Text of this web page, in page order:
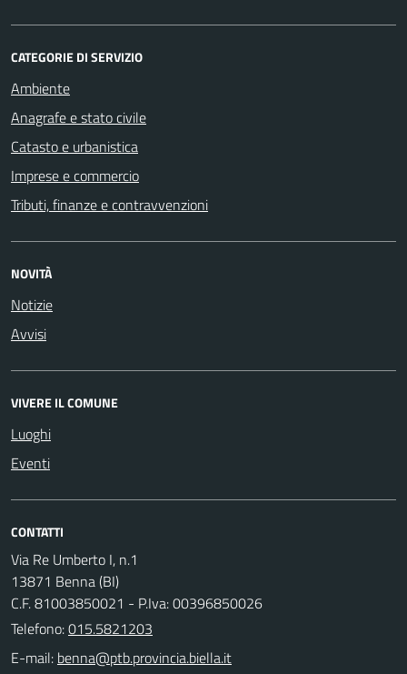
CATEGORIE DI SERVIZIO
Ambiente
Anagrafe e stato civile
Catasto e urbanistica
Imprese e commercio
Tributi, finanze e contravvenzioni
NOVITÀ
Notizie
Avvisi
VIVERE IL COMUNE
Luoghi
Eventi
CONTATTI
Via Re Umberto I, n.1
13871 Benna (BI)
C.F. 81003850021 - P.Iva: 00396850026
Telefono:015.5821203
E-mail: